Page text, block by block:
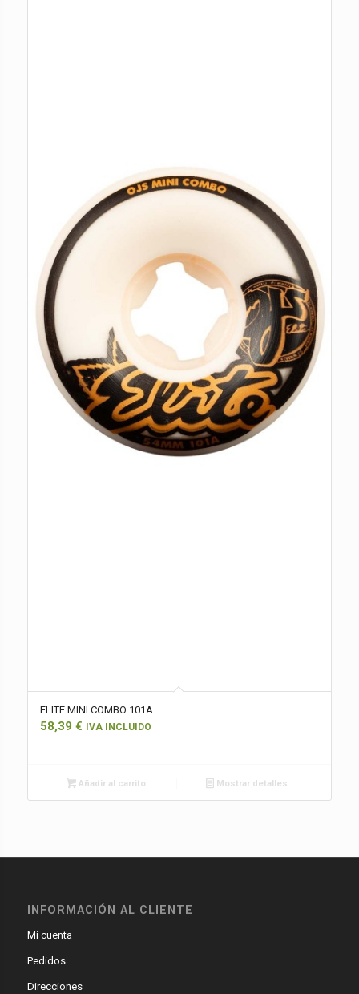
ELITE MINI COMBO 101A
58,39 € IVA INCLUIDO
Añadir al carrito Mostrar detalles
INFORMACIÓN AL CLIENTE
Mi cuenta
Pedidos
Direcciones